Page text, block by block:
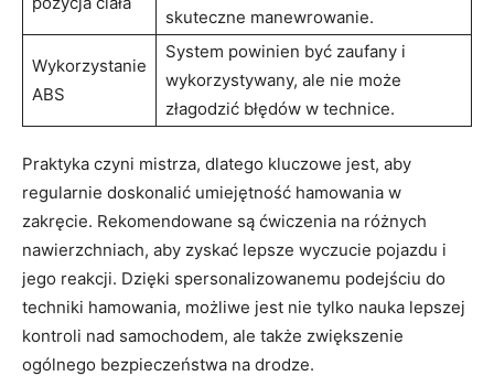
skuteczne manewrowanie.
Wykorzystanie
ABS
System powinien być zaufany i
wykorzystywany, ale nie może
złagodzić błędów w technice.
Praktyka czyni mistrza, dlatego kluczowe jest, aby
regularnie doskonalić umiejętność hamowania w
zakręcie. Rekomendowane są ćwiczenia na różnych
nawierzchniach, aby zyskać lepsze wyczucie pojazdu i
jego reakcji. Dzięki spersonalizowanemu podejściu do
techniki hamowania, możliwe jest nie tylko nauka lepszej
kontroli nad samochodem, ale także zwiększenie
ogólnego bezpieczeństwa na drodze.